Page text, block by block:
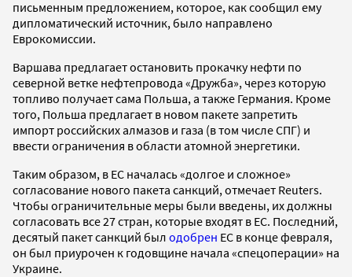
письменным предложением, которое, как сообщил ему
дипломатический источник, было направлено
Еврокомиссии.
Варшава предлагает остановить прокачку нефти по
северной ветке нефтепровода «Дружба», через которую
топливо получает сама Польша, а также Германия. Кроме
того, Польша предлагает в новом пакете запретить
импорт российских алмазов и газа (в том числе СПГ) и
ввести ограничения в области атомной энергетики.
Таким образом, в ЕС началась «долгое и сложное»
согласование нового пакета санкций, отмечает Reuters.
Чтобы ограничительные меры были введены, их должны
согласовать все 27 стран, которые входят в ЕС. Последний,
десятый пакет санкций был одобрен ЕС в конце февраля,
он был приурочен к годовщине начала «спецоперации» на
Украине.